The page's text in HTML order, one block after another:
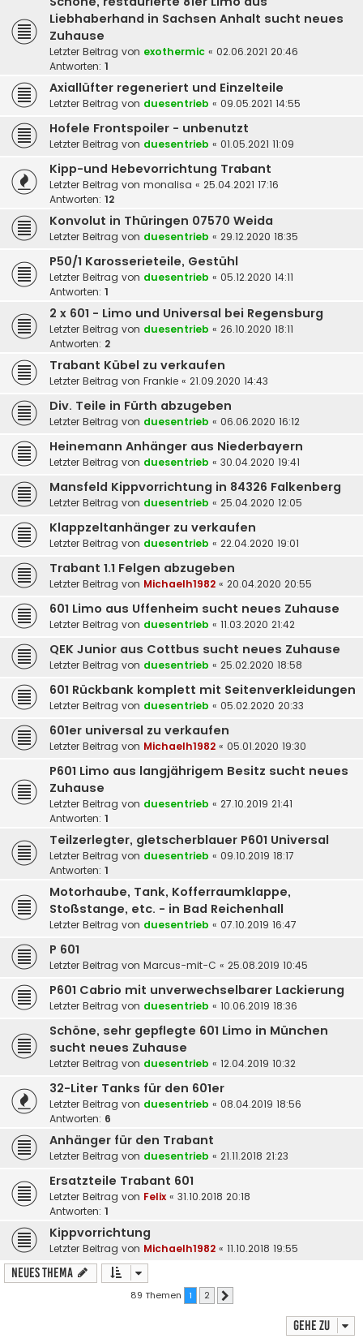
Liebhaberhand in Sachsen Anhalt sucht neues
Zuhause
Letzter Beitrag von exothermic « 02.06.2021 20:46
Antworten: 1
Axiallüfter regeneriert und Einzelteile
Letzter Beitrag von duesentrieb « 09.05.2021 14:55
Hofele Frontspoiler - unbenutzt
Letzter Beitrag von duesentrieb « 01.05.2021 11:09
Kipp-und Hebevorrichtung Trabant
Letzter Beitrag von monalisa « 25.04.2021 17:16
Antworten: 12
Konvolut in Thüringen 07570 Weida
Letzter Beitrag von duesentrieb « 29.12.2020 18:35
P50/1 Karosserieteile, Gestühl
Letzter Beitrag von duesentrieb « 05.12.2020 14:11
Antworten: 1
2 x 601 - Limo und Universal bei Regensburg
Letzter Beitrag von duesentrieb « 26.10.2020 18:11
Antworten: 2
Trabant Kübel zu verkaufen
Letzter Beitrag von Frankie « 21.09.2020 14:43
Div. Teile in Fürth abzugeben
Letzter Beitrag von duesentrieb « 06.06.2020 16:12
Heinemann Anhänger aus Niederbayern
Letzter Beitrag von duesentrieb « 30.04.2020 19:41
Mansfeld Kippvorrichtung in 84326 Falkenberg
Letzter Beitrag von duesentrieb « 25.04.2020 12:05
Klappzeltanhänger zu verkaufen
Letzter Beitrag von duesentrieb « 22.04.2020 19:01
Trabant 1.1 Felgen abzugeben
Letzter Beitrag von Michaelh1982 « 20.04.2020 20:55
601 Limo aus Uffenheim sucht neues Zuhause
Letzter Beitrag von duesentrieb « 11.03.2020 21:42
QEK Junior aus Cottbus sucht neues Zuhause
Letzter Beitrag von duesentrieb « 25.02.2020 18:58
601 Rückbank komplett mit Seitenverkleidungen
Letzter Beitrag von duesentrieb « 05.02.2020 20:33
601er universal zu verkaufen
Letzter Beitrag von Michaelh1982 « 05.01.2020 19:30
P601 Limo aus langjährigem Besitz sucht neues
Zuhause
Letzter Beitrag von duesentrieb « 27.10.2019 21:41
Antworten: 1
Teilzerlegter, gletscherblauer P601 Universal
Letzter Beitrag von duesentrieb « 09.10.2019 18:17
Antworten: 1
Motorhaube, Tank, Kofferraumklappe,
Stoßstange, etc. - in Bad Reichenhall
Letzter Beitrag von duesentrieb « 07.10.2019 16:47
P 601
Letzter Beitrag von Marcus-mit-C « 25.08.2019 10:45
P601 Cabrio mit unverwechselbarer Lackierung
Letzter Beitrag von duesentrieb « 10.06.2019 18:36
Schöne, sehr gepflegte 601 Limo in München
sucht neues Zuhause
Letzter Beitrag von duesentrieb « 12.04.2019 10:32
32-Liter Tanks für den 601er
Letzter Beitrag von duesentrieb « 08.04.2019 18:56
Antworten: 6
Anhänger für den Trabant
Letzter Beitrag von duesentrieb « 21.11.2018 21:23
Ersatzteile Trabant 601
Letzter Beitrag von Felix « 31.10.2018 20:18
Antworten: 1
Kippvorrichtung
Letzter Beitrag von Michaelh1982 « 11.10.2018 19:55
Neues Thema
89 Themen 1 2
Gehe zu